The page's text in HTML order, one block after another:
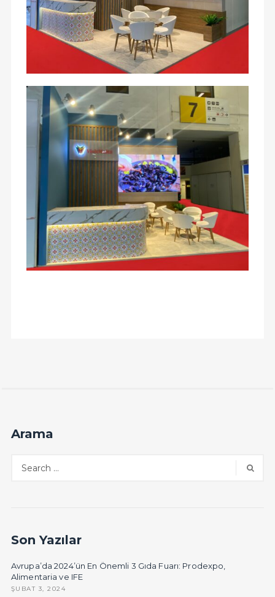
Arama
Son Yazılar
Avrupa’da 2024’ün En Önemli 3 Gıda Fuarı: Prodexpo,
Alimentaria ve IFE
ŞUBAT 3, 2024